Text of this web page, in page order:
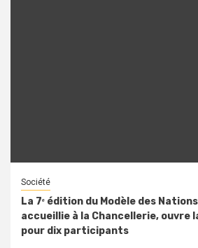
Société
La 7ᵉ édition du Modèle des
accueillie à la Chancellerie, ouvre
pour dix participants